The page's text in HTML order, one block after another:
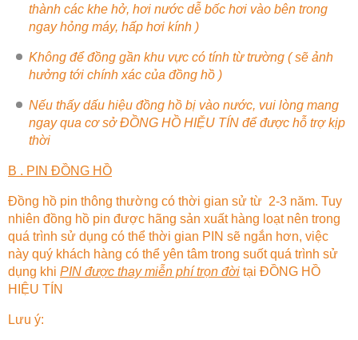
thành các khe hở, hơi nước dễ bốc hơi vào bên trong
ngay hỏng máy, hấp hơi kính )
Không để đồng gần khu vực có tính từ trường ( sẽ ảnh
hưởng tới chính xác của đồng hồ )
Nếu thấy dấu hiệu đồng hồ bị vào nước, vui lòng mang
ngay qua cơ sởĐỒNG HỒ HIỆU TÍN để được hỗ trợ kịp
thời
B . PIN ĐỒNG HỒ
Đồng hồ pin thông thường có thời gian sử từ 2-3 năm. Tuy
nhiên đồng hồ pin được hãng sản xuất hàng loạt nên trong
quá trình sử dụng có thể thời gian PIN sẽ ngắn hơn, việc
này quý khách hàng có thể yên tâm trong suốt quá trình sử
dụng khi PIN được thay miễn phí trọn đời tại ĐỒNG HỒ
HIỆU TÍN
Lưu ý: